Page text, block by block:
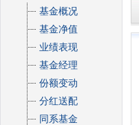
基金概况
基金净值
业绩表现
基金经理
份额变动
分红送配
同系基金